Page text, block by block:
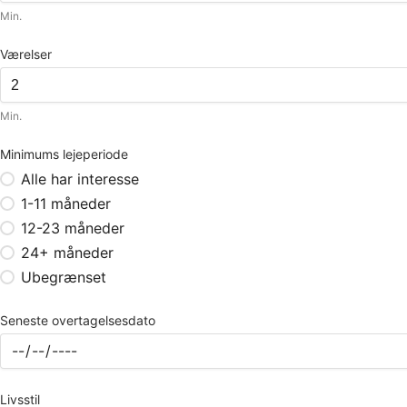
Min.
Værelser
Min.
Minimums lejeperiode
Alle har interesse
1-11 måneder
12-23 måneder
24+ måneder
Ubegrænset
Seneste overtagelsesdato
Livsstil